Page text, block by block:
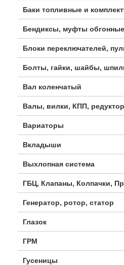
Баки топливные и
Бендиксы, муфты обгонные
Блоки переключателей,
Болты, гайки, шайбы,
Вал коленчатый
Валы, вилки, КПП,
Вариаторы
Вкладыши
Выхлопная система
ГБЦ, Клапаны, Колпачки,
Генератор, ротор, статор
Глазок
ГРМ
Гусеницы